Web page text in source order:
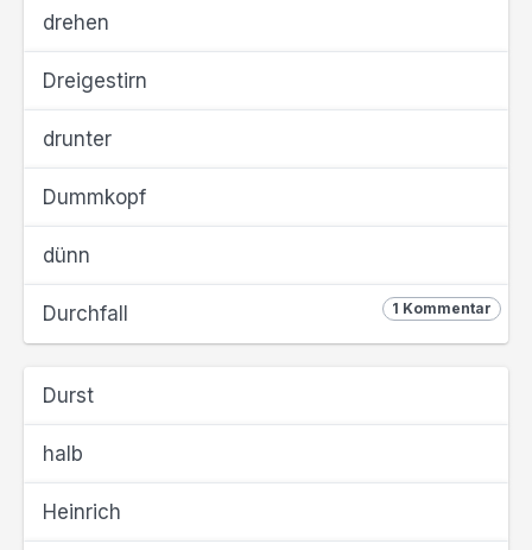
drehen
Dreigestirn
drunter
Dummkopf
dünn
1 Kommentar
Durchfall
Durst
halb
Heinrich